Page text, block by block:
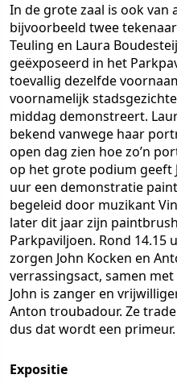
In de grote zaal is ook van
bijvoorbeeld twee
Teuling en Laura
geëxposeerd in het
toevallig dezelfde
voornamelijk
middag demonstreert.
bekend vanwege haar
open dag zien hoe zo’n
op het grote podium geeft
uur een demonstratie
begeleid door muzikant
later dit jaar zijn
Parkpaviljoen. Rond 14.15
zorgen John Kocken en
verrassingsact, samen
John is zanger en
Anton troubadour. Ze
dus dat wordt een primeur.
Expositie